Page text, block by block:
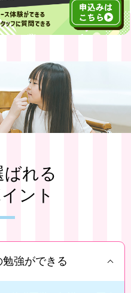
ばれる
ント
強ができる